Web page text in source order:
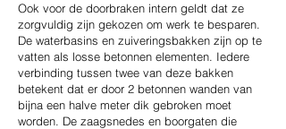
Ook voor de doorbraken intern geldt dat ze
zorgvuldig zijn gekozen om werk te besparen.
De waterbasins en zuiveringsbakken zijn op te
vatten als losse betonnen elementen. Iedere
verbinding tussen twee van deze bakken
betekent dat er door 2 betonnen wanden van
bijna een halve meter dik gebroken moet
worden. De zaagsnedes en boorgaten die